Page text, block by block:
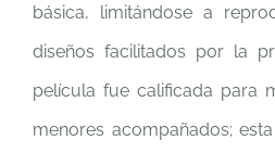
básica, limitándose a
diseños facilitados por la
película fue calificada para
menores acompañados;